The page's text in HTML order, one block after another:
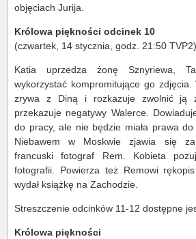
objęciach Jurija.
Królowa piękności odcinek 10
(czwartek, 14 stycznia, godz. 21:50 TVP2)
Katia uprzedza żonę Sznyriewa,
wykorzystać kompromitujące go zdjęcia.
zrywa z Diną i rozkazuje zwolnić ją
przekazuje negatywy Walerce.
do pracy, ale nie będzie miała prawa do
Niebawem w Moskwie zjawia się
francuski fotograf Rem. Kobieta
fotografii. Powierza też Remowi
wydał książkę na Zachodzie.
Streszczenie odcinków 11-12 dostępne
Królowa piękności